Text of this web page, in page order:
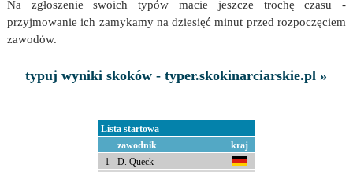
Na zgłoszenie swoich typów macie jeszcze trochę czasu -
przyjmowanie ich zamykamy na dziesięć minut przed rozpoczęciem
zawodów.
typuj wyniki skoków - typer.skokinarciarskie.pl »
Lista startowa
zawodnik
kraj
1
D. Queck